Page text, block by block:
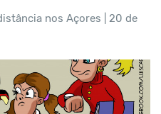
nos Açores | 20 de